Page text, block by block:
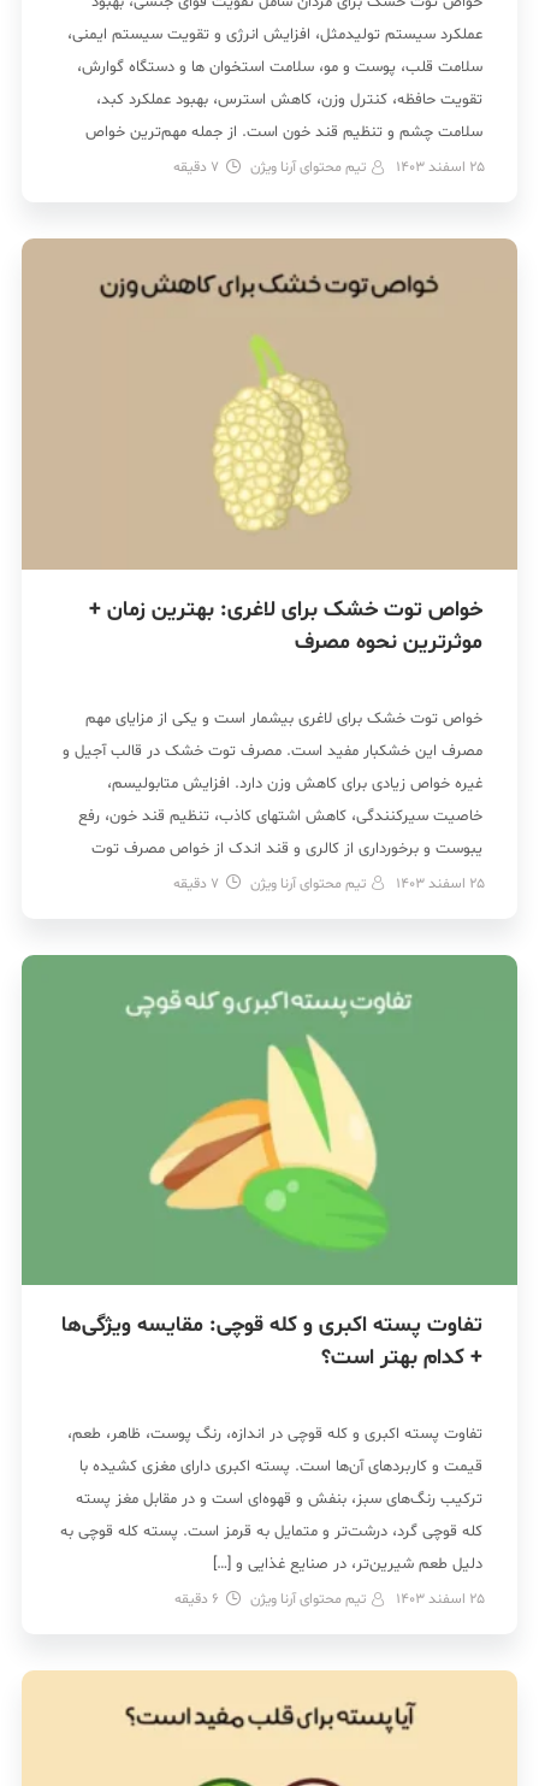
عملکرد سیستم تولیدمثل، افزایش انرژی و تقویت سیستم ایمنی،
سلامت قلب، پوست و مو، سلامت استخوان ها و دستگاه گوارش،
تقویت حافظه، کنترل وزن، کاهش استرس، بهبود عملکرد کبد،
سلامت چشم و تنظیم قند خون است. از جمله مهم‌ترین خواص
توت خشک برای اسپرم مردان است […]
25 اسفند 1403 تیم محتوای آرنا ویژن 7 دقیقه
خواص توت خشک برای لاغری: بهترین زمان +
موثرترین نحوه مصرف
خواص توت خشک برای لاغری بیشمار است و یکی از مزایای مهم
مصرف این خشکبار مفید است. مصرف توت خشک در قالب آجیل و
غیره خواص زیادی برای کاهش وزن دارد. افزایش متابولیسم،
خاصیت سیرکنندگی، کاهش اشتهای کاذب، تنظیم قند خون، رفع
یبوست و برخورداری از کالری و قند اندک از خواص مصرف توت
خشک […]
25 اسفند 1403 تیم محتوای آرنا ویژن 7 دقیقه
تفاوت پسته اکبری و کله قوچی: مقایسه ویژگی‌‌ها
+ کدام بهتر است؟
تفاوت پسته اکبری و کله قوچی در اندازه، رنگ پوست، ظاهر، طعم،
قیمت و کاربردهای آن‌ها است. پسته اکبری دارای مغزی کشیده با
ترکیب رنگ‌های سبز، بنفش و قهوه‌ای است و در مقابل مغز پسته
کله قوچی گرد، درشت‌تر و متمایل به قرمز است. پسته کله قوچی به
دلیل طعم شیرین‌تر، در صنایع غذایی و […]
25 اسفند 1403 تیم محتوای آرنا ویژن 6 دقیقه